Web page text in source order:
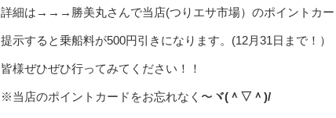
詳細は→→→勝美丸さんで当店(つりエサ市場）のポイントカー
提示すると乗船料が500円引きになります。(12月31日まで！）
皆様ぜひぜひ行ってみてください！！
※当店のポイントカードをお忘れなく〜 ヾ(＾▽＾)/